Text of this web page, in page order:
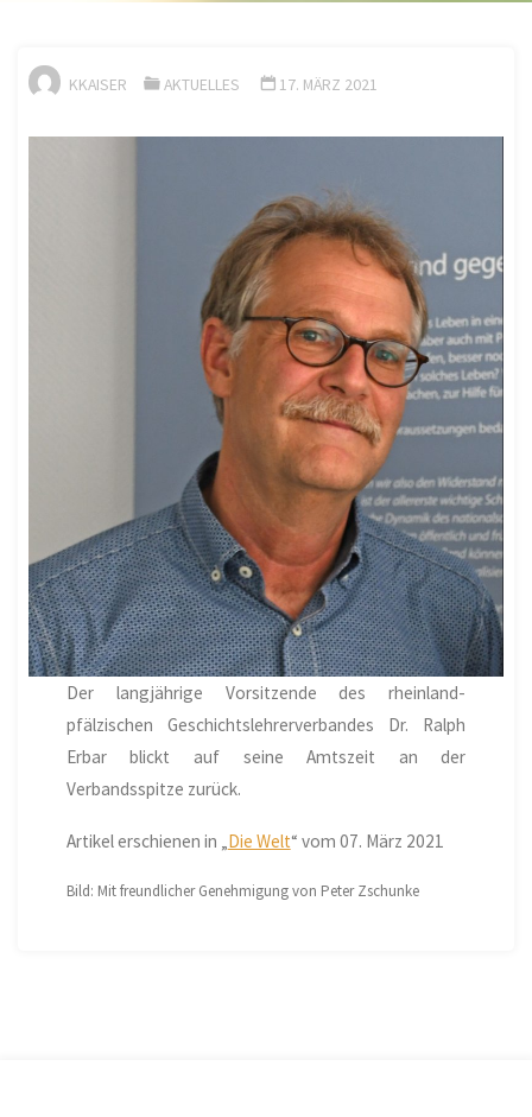
KKAISER AKTUELLES 17. MÄRZ 2021
Der langjährige Vorsitzende des rheinland-
pfälzischen Geschichtslehrerverbandes Dr. Ralph
Erbar blickt auf seine Amtszeit an der
Verbandsspitze zurück.
Artikel erschienen in „Die Welt“ vom 07. März 2021
Bild: Mit freundlicher Genehmigung von Peter Zschunke